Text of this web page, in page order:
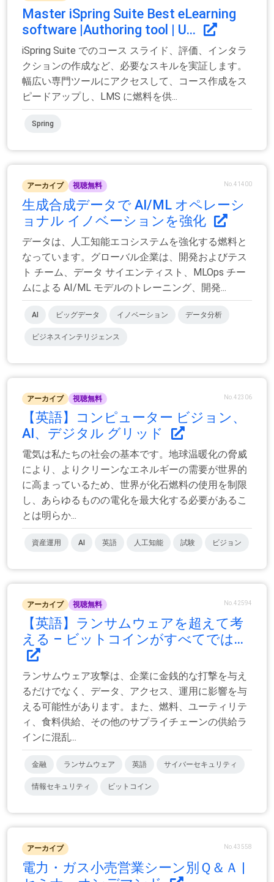
Master iSpring Suite Best eLearning
software |Authoring tool | U...
iSpring Suite でのコース スライド、評価、インタラ
クションの作成など、必要なスキルを実証します。
幅広い専門ツールにアクセスして、コース作成をス
ピードアップし、LMS に燃料を供...
Spring
アーカイブ 視聴無料 No.41400
生成合成データで AI/ML オペレーシ
ョナル イノベーションを強化
データは、人工知能エコシステムを強化する燃料と
なっています。グローバル企業は、開発およびテス
ト チーム、データ サイエンティスト、MLOps チー
ムによる AI/ML モデルのトレーニング、開発...
AI ビッグデータ イノベーション データ分析
ビジネスインテリジェンス
アーカイブ 視聴無料 No.42306
【英語】コンピューター ビジョン、
AI、デジタル グリッド
電気は私たちの社会の基本です。地球温暖化の脅威
により、よりクリーンなエネルギーの需要が世界的
に高まっているため、世界が化石燃料の使用を制限
し、あらゆるものの電化を最大化する必要があるこ
とは明らか...
資産運用 AI 英語 人工知能 試験 ビジョン
アーカイブ 視聴無料 No.42594
【英語】ランサムウェアを超えて考
える – ビットコインがすべてでは...
ランサムウェア攻撃は、企業に金銭的な打撃を与え
るだけでなく、データ、アクセス、運用に影響を与
える可能性があります。また、燃料、ユーティリテ
ィ、食料供給、その他のサプライチェーンの供給ラ
インに混乱...
金融 ランサムウェア 英語 サイバーセキュリティ
情報セキュリティ ビットコイン
アーカイブ No.43558
電力・ガス小売営業シーン別Ｑ＆Ａ |